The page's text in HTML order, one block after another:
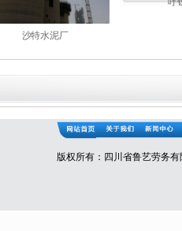
沙特水泥厂
版权所有：四川省鲁艺劳务